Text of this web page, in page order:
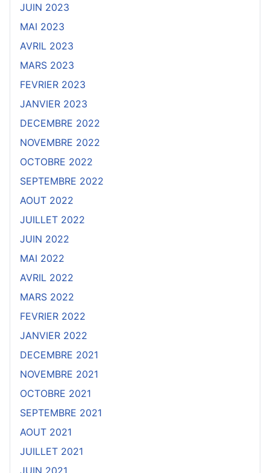
JUIN 2023
MAI 2023
AVRIL 2023
MARS 2023
FEVRIER 2023
JANVIER 2023
DECEMBRE 2022
NOVEMBRE 2022
OCTOBRE 2022
SEPTEMBRE 2022
AOUT 2022
JUILLET 2022
JUIN 2022
MAI 2022
AVRIL 2022
MARS 2022
FEVRIER 2022
JANVIER 2022
DECEMBRE 2021
NOVEMBRE 2021
OCTOBRE 2021
SEPTEMBRE 2021
AOUT 2021
JUILLET 2021
JUIN 2021